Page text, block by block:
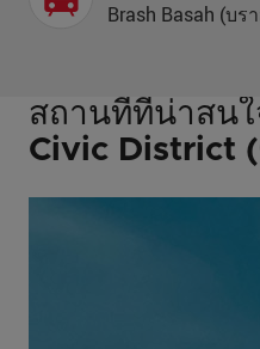
Brash Basah (บร
สถานที่ที่น่าสน
Civic District